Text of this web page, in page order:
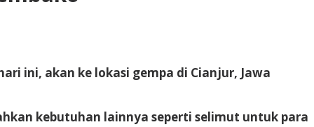
ini, akan ke lokasi gempa di Cianjur, Jawa
kebutuhan lainnya seperti selimut untuk para